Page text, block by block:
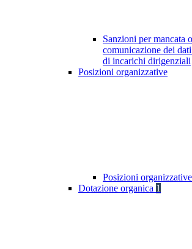
Sanzioni per mancata
comunicazione dei
di incarichi dirigenziali
Posizioni organizzative
Posizioni organizzative
Dotazione organica 1